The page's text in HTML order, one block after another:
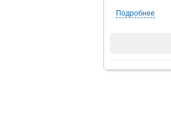
газа.
Подробнее